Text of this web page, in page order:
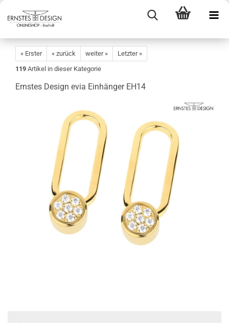
« Erster « zurück weiter »
Letzter »
119 Artikel in dieser Kategorie
Ernstes Design evia Einhänger EH14